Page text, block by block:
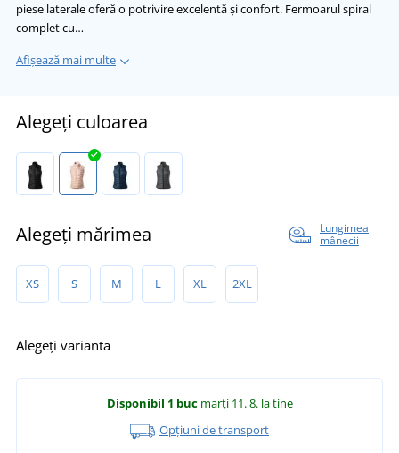
piese laterale oferă o potrivire excelentă și confort. Fermoarul spiral
complet cu…
Afișează mai multe
Alegeți culoarea
Alegeți mărimea
Lungimea
mânecii
XS S M L XL 2XL
Alegeți varianta
Disponibil 1 buc marți 11. 8. la tine
Opțiuni de transport